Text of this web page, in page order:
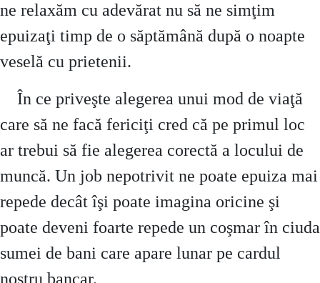
ne relaxăm cu adevărat nu să ne simţim
epuizaţi timp de o săptămână după o noapte
veselă cu prietenii.
În ce priveşte alegerea unui mod de viaţă
care să ne facă fericiţi cred că pe primul loc
ar trebui să fie alegerea corectă a locului de
muncă. Un job nepotrivit ne poate epuiza mai
repede decât îşi poate imagina oricine şi
poate deveni foarte repede un coşmar în ciuda
sumei de bani care apare lunar pe cardul
nostru bancar.